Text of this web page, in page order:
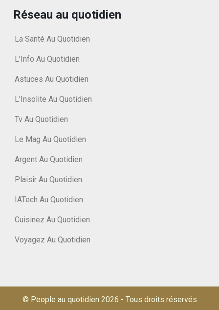
Réseau au quotidien
La Santé Au Quotidien
L'Info Au Quotidien
Astuces Au Quotidien
L'Insolite Au Quotidien
Tv Au Quotidien
Le Mag Au Quotidien
Argent Au Quotidien
Plaisir Au Quotidien
IATech Au Quotidien
Cuisinez Au Quotidien
Voyagez Au Quotidien
© People au quotidien 2026 - Tous droits réservés